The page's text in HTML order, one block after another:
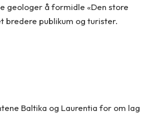
geologer å formidle «Den store
bredere publikum og turister.
Baltika og Laurentia for om lag